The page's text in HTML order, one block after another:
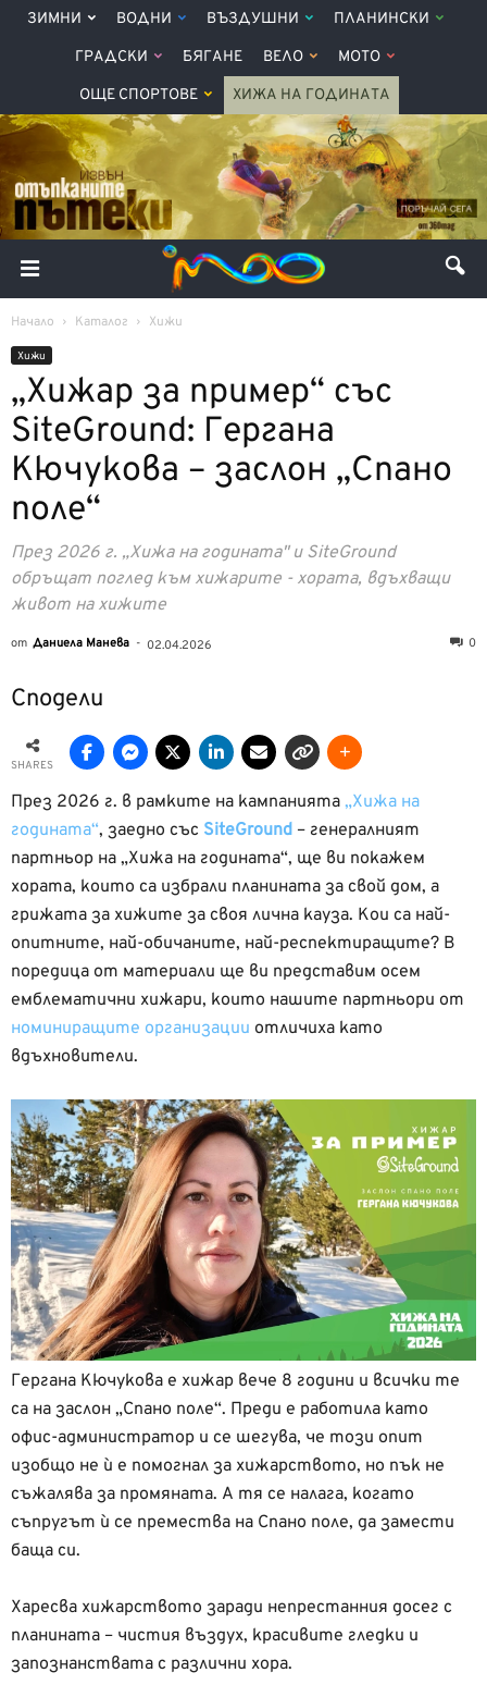
ЗИМНИ ВОДНИ ВЪЗДУШНИ ПЛАНИНСКИ
ГРАДСКИ БЯГАНЕ ВЕЛО МОТО
ОЩЕ СПОРТОВЕ ХИЖА НА ГОДИНАТА
Начало Каталог Хижи
Хижи
„Хижар за пример“ със
SiteGround: Гергана
Кючукова – заслон „Спано
поле“
През 2026 г. „Хижа на годината" и SiteGround
обръщат поглед към хижарите - хората, вдъхващи
живот на хижите
от Даниела Манева - 02.04.2026 0
Сподели
SHARES
През 2026 г. в рамките на кампанията „Хижа на
годината“, заедно със SiteGround – генералният
партньор на „Хижа на годината“, ще ви покажем
хората, които са избрали планината за свой дом, а
грижата за хижите за своя лична кауза. Кои са най-
опитните, най-обичаните, най-респектиращите? В
поредица от материали ще ви представим осем
емблематични хижари, които нашите партньори от
номиниращите организации отличиха като
вдъхновители.
Гергана Кючукова е хижар вече 8 години и всички те
са на заслон „Спано поле“. Преди е работила като
офис-администратор и се шегува, че този опит
изобщо не ѝ е помогнал за хижарството, но пък не
съжалява за промяната. А тя се налага, когато
съпругът ѝ се премества на Спано поле, да замести
баща си.
Харесва хижарството заради непрестанния досег с
планината – чистия въздух, красивите гледки и
запознанствата с различни хора.